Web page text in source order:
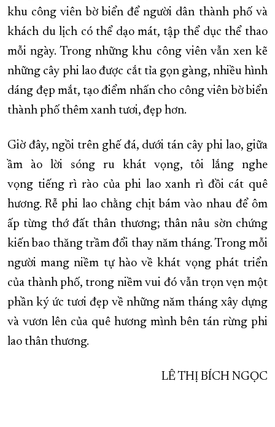
khu công viên bờ biển để người dân thành phố và
khách du lịch có thể dạo mát, tập thể dục thể thao
mỗi ngày. Trong những khu công viên vẫn xen kẽ
những cây phi lao được cắt tỉa gọn gàng, nhiều hình
dáng đẹp mắt, tạo điểm nhấn cho công viên bờ biển
thành phố thêm xanh tươi, đẹp hơn.
Giờ đây, ngồi trên ghế đá, dưới tán cây phi lao, giữa
ầm ào lời sóng ru khát vọng, tôi lắng nghe
vọng tiếng rì rào của phi lao xanh rì đồi cát quê
hương. Rễ phi lao chằng chịt bám vào nhau để ôm
ấp từng thớ đất thân thương; thân nâu sờn chứng
kiến bao thăng trầm đổi thay năm tháng. Trong mỗi
người mang niềm tự hào về khát vọng phát triển
của thành phố, trong niềm vui đó vẫn trọn vẹn một
phần ký ức tươi đẹp về những năm tháng xây dựng
và vươn lên của quê hương mình bên tán rừng phi
lao thân thương.
LÊ THỊ BÍCH NGỌC